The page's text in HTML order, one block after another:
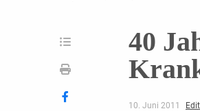
40
10. Juni 2011